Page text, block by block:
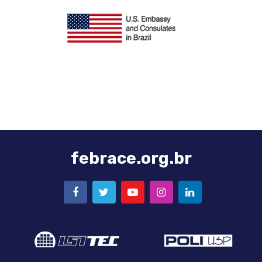
Americana
febrace.org.br
FACEBOOK
TWITTERYOUTUBEINSTAGRAM
LINKEDIN
LSI-
Logo
Poli-
USP